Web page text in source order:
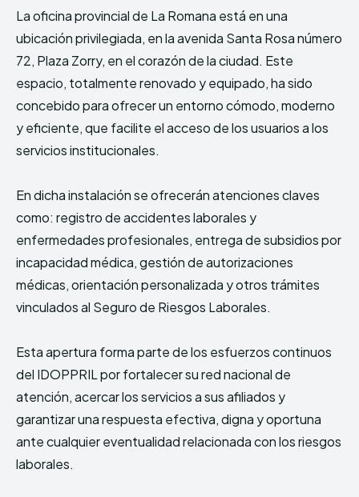
La oficina provincial de La Romana está en una
ubicación privilegiada, en la avenida Santa Rosa número
72, Plaza Zorry, en el corazón de la ciudad. Este
espacio, totalmente renovado y equipado, ha sido
concebido para ofrecer un entorno cómodo, moderno
y eficiente, que facilite el acceso de los usuarios a los
servicios institucionales.⁣⁣
En dicha instalación se ofrecerán atenciones claves
como: registro de accidentes laborales y
enfermedades profesionales, entrega de subsidios por
incapacidad médica, gestión de autorizaciones
médicas, orientación personalizada y otros trámites
vinculados al Seguro de Riesgos Laborales.⁣⁣
Esta apertura forma parte de los esfuerzos continuos
del IDOPPRIL por fortalecer su red nacional de
atención, acercar los servicios a sus afiliados y
garantizar una respuesta efectiva, digna y oportuna
ante cualquier eventualidad relacionada con los riesgos
laborales.